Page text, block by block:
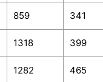
859 341
1318 399
1282 465